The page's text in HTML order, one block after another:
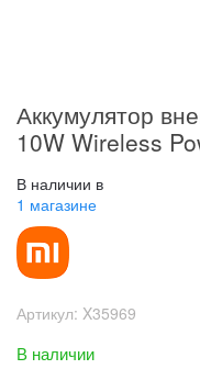
Аккумулятор
10W Wireless
В наличии в
1 магазине
Артикул: X35969
В наличии